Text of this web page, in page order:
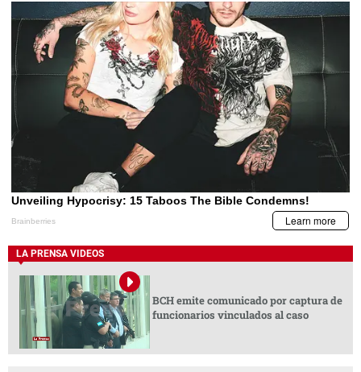
LA PRENSA VIDEOS
BCH emite comunicado por captura de
funcionarios vinculados al caso